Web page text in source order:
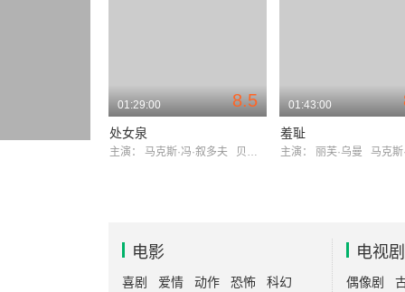
8.5
01:29:00
处女泉
主演： 马克斯·冯·叙多夫 贝吉塔·瓦尔堡
01:43:00
羞耻
主演： 丽芙·乌曼 马克斯·冯·
电影
喜剧 爱情 动作 恐怖 科幻
电视剧
偶像剧